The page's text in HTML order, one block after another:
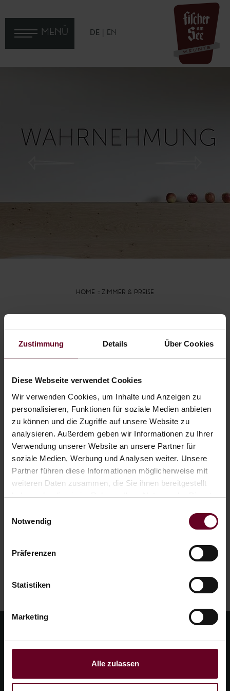
Zustimmung Details Über Cookies
Diese Webseite verwendet Cookies
Wir verwenden Cookies, um Inhalte und Anzeigen zu
personalisieren, Funktionen für soziale Medien anbieten
zu können und die Zugriffe auf unsere Website zu
analysieren. Außerdem geben wir Informationen zu Ihrer
Verwendung unserer Website an unsere Partner für
soziale Medien, Werbung und Analysen weiter. Unsere
Partner führen diese Informationen möglicherweise mit
weiteren Daten zusammen, die Sie ihnen bereitgestellt
haben oder die sie im Rahmen Ihrer Nutzung der Dienste
Notwendig
Präferenzen
Statistiken
Marketing
Alle zulassen
MENÜ DE EN
HOME ZIMMER & PREISE
Unverbindlich
anfragen
URLAUB IM HOTEL FISCHER AM
SEE
Wir freuen uns, Ihnen Ihr individuelles
Urlaubsangebot unterbreiten zu dürfen. Sie
erhalten unsere Antwort umgehend per E-
Mail.